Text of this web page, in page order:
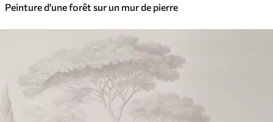
Peinture d'une forêt sur un mur de pierre